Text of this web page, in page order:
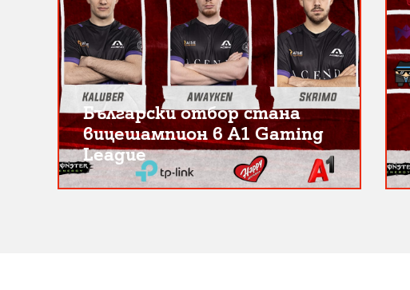
Български отбор стана
вицешампион в A1 Gaming
League